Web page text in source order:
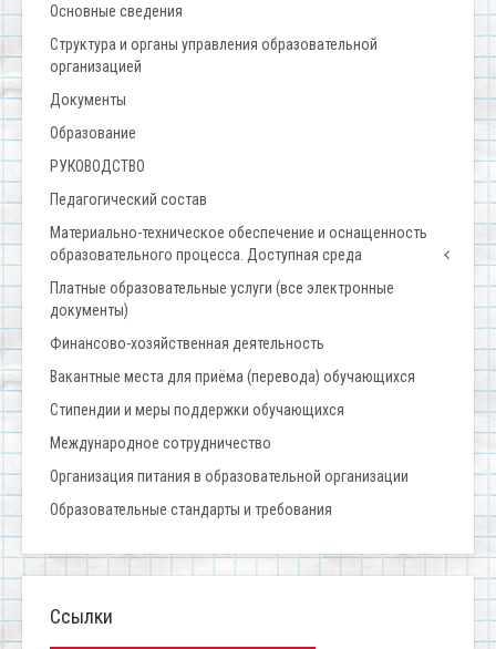
Основные сведения
Структура и органы управления образовательной
организацией
Документы
Образование
РУКОВОДСТВО
Педагогический состав
Материально-техническое обеспечение и оснащенность
образовательного процесса. Доступная среда
Платные образовательные услуги (все электронные
документы)
Финансово-хозяйственная деятельность
Вакантные места для приёма (перевода) обучающихся
Стипендии и меры поддержки обучающихся
Международное сотрудничество
Организация питания в образовательной организации
Образовательные стандарты и требования
Ссылки